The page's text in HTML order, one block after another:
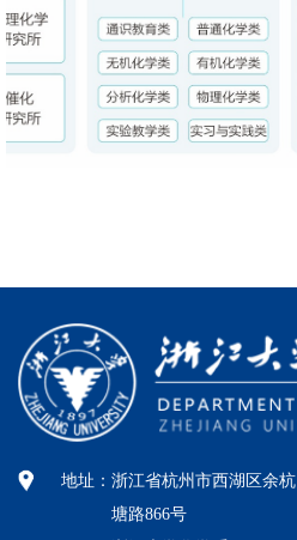
地址： 浙江省杭州市西湖区余杭
塘路866号